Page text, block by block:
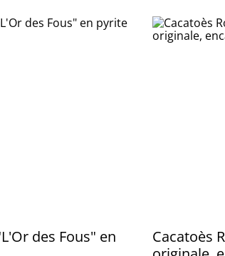
des Fous" en
Cacatoès